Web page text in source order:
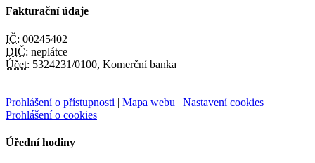
Fakturační údaje
IČ: 00245402
DIČ: neplátce
Účet: 5324231/0100, Komerční banka
Prohlášení o přístupnosti | Mapa webu | Nastavení cookies
Prohlášení o cookies
Úřední hodiny